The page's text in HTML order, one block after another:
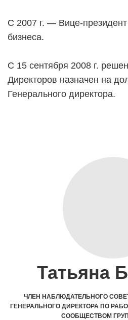
С 2007 г. — Вице-
бизнеса.
С 15 сентября 2008 г.
Директоров назначен на
Генерального директора.
Татьяна
ЧЛЕН НАБЛЮДАТЕЛЬНОГО
ГЕНЕРАЛЬНОГО ДИРЕКТОРА ПО
СООБЩЕСТВОМ